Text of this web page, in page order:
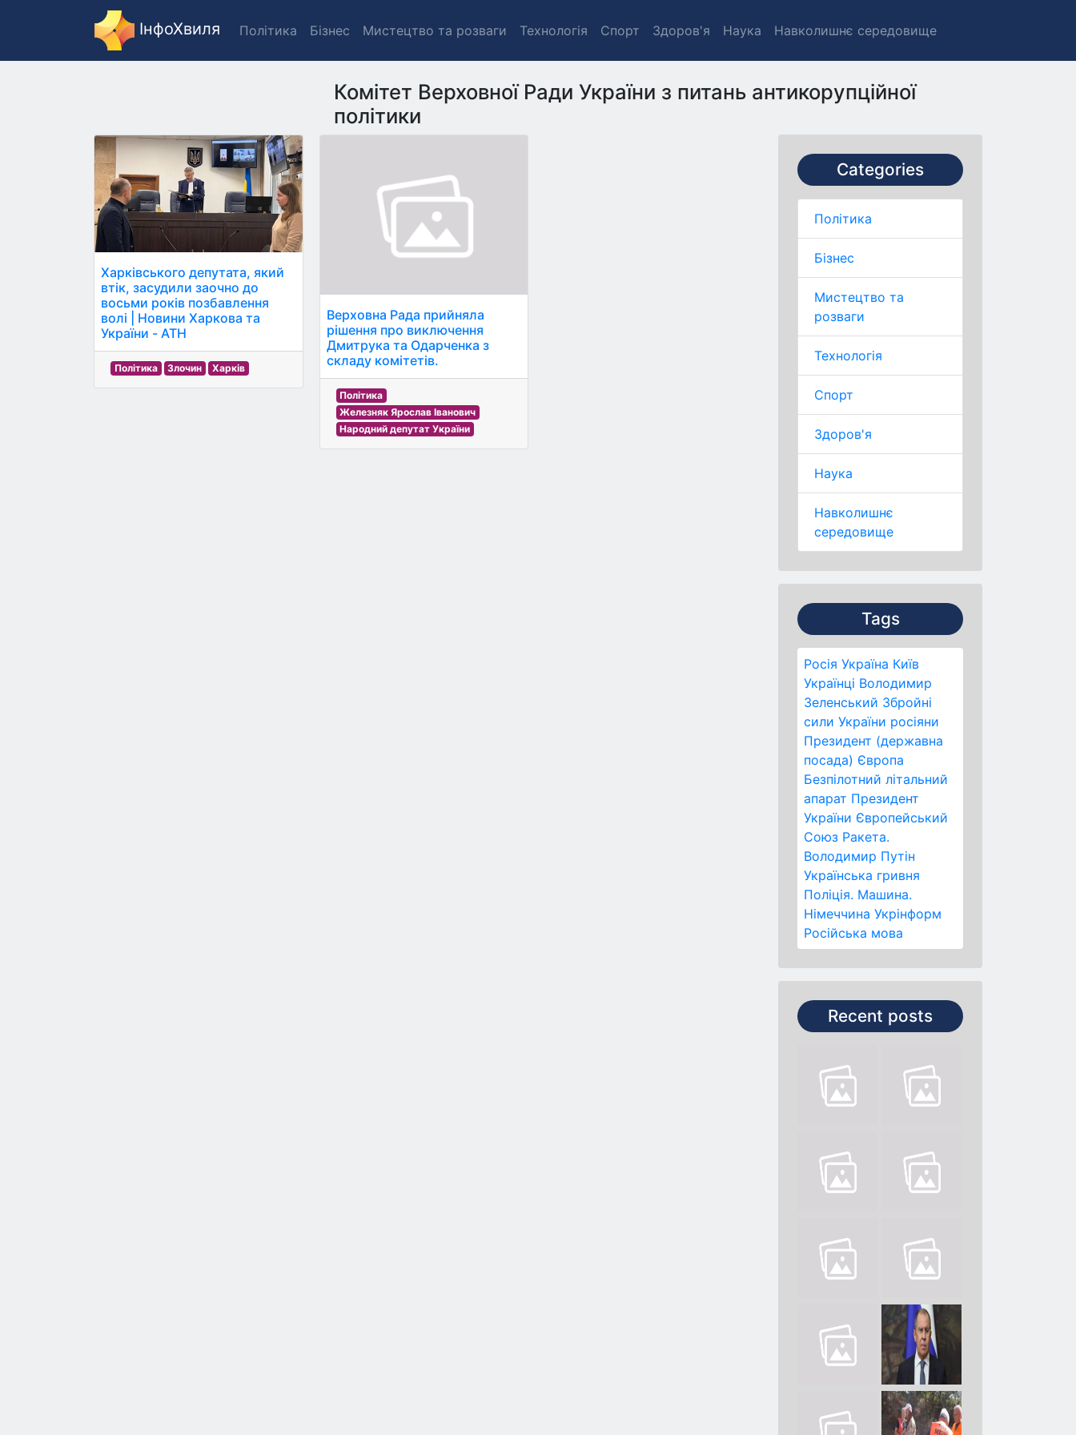
ІнфоХвиля Політика Бізнес Мистецтво та розваги Технологія Спорт Здоров'я Наука Навколишнє середовище
Комітет Верховної Ради України з питань антикорупційної
політики
Categories
Політика
Бізнес
Мистецтво та
розваги
Технологія
Спорт
Здоров'я
Наука
Навколишнє
середовище
Tags
Росія Україна Київ
Українці Володимир
Зеленський Збройні
сили України росіяни
Президент (державна
посада) Європа
Безпілотний літальний
апарат Президент
України Європейський
Союз Ракета.
Володимир Путін
Українська гривня
Поліція. Машина.
Німеччина Укрінформ
Російська мова
Recent posts
Харківського депутата, який
втік, засудили заочно до
восьми років позбавлення
волі | Новини Харкова та
України - АТН
Політика Злочин Харків
Верховна Рада прийняла
рішення про виключення
Дмитрука та Одарченка з
складу комітетів.
Політика
Железняк Ярослав Іванович
Народний депутат України